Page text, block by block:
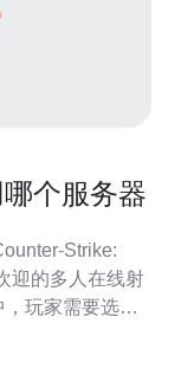
个服务器
迎的多人在线射
玩家需要选择
。 对于大